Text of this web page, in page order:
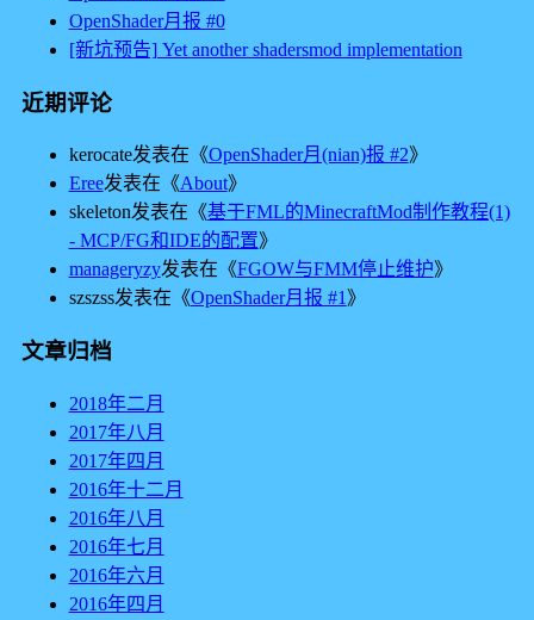
OpenShader月报 #0
[新坑预告] Yet another shadersmod implementation
近期评论
kerocate发表在《OpenShader月(nian)报 #2》
Eree发表在《About》
skeleton发表在《基于FML的MinecraftMod制作教程(1)
- MCP/FG和IDE的配置》
manageryzy发表在《FGOW与FMM停止维护》
szszss发表在《OpenShader月报 #1》
文章归档
2018年二月
2017年八月
2017年四月
2016年十二月
2016年八月
2016年七月
2016年六月
2016年四月